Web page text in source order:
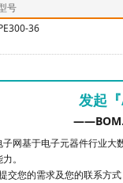
号
36
发起
子网基于电子元器件行业大
。
交您的需求及您的联系方